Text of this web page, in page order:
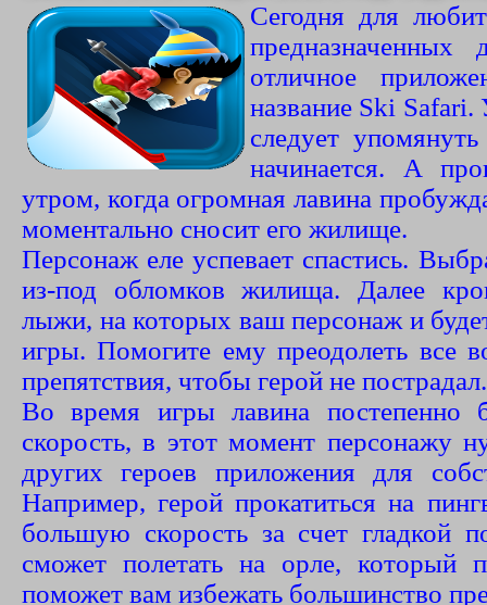
Сегодня для
предназначенных
отличное
название Ski Safari.
следует
начинается. А
утром, когда огромная лавина
моментально сносит его жилище.
Персонаж еле успевает спастись.
из-под обломков жилища. Далее
лыжи, на которых ваш персонаж и
игры. Помогите ему преодолеть все
препятствия, чтобы герой не пострадал.
Во время игры лавина постепенно
скорость, в этот момент персонажу
других героев приложения для
Например, герой прокатиться на
большую скорость за счет гладкой
сможет полетать на орле, который
поможет вам избежать большинство